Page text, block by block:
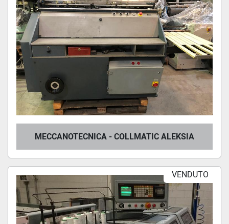
MECCANOTECNICA - COLLMATIC ALEKSIA
VENDUTO